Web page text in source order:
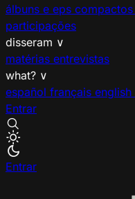
álbuns e eps compactos
participações
disseram ∨
matérias entrevistas
what? ∨
español français english
Entrar
Entrar